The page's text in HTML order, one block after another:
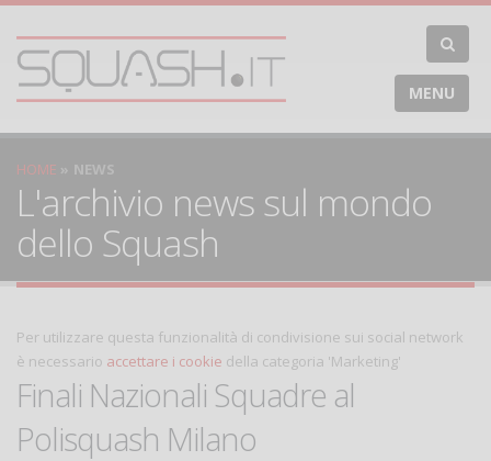
MENU
HOME NEWS
L'archivio news sul mondo
dello Squash
Per utilizzare questa funzionalità di condivisione sui social network
è necessario accettare i cookie della categoria 'Marketing'
Finali Nazionali Squadre al
Polisquash Milano